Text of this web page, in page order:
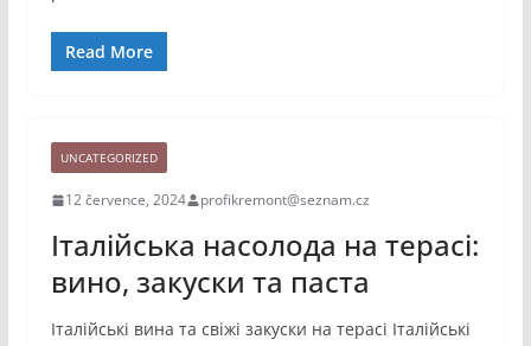
Read More
UNCATEGORIZED
12 července, 2024 profikremont@seznam.cz
Італійська насолода на терасі:
вино, закуски та паста
Італійські вина та свіжі закуски на терасі Італійські